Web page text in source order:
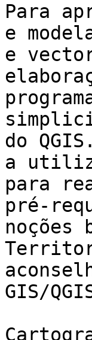
Para
e
e
do
a
para
pré-
noções
GIS/